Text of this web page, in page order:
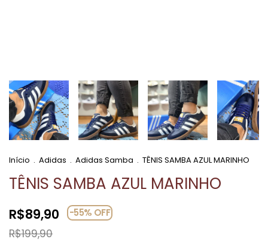
Início . Adidas . Adidas Samba . TÊNIS SAMBA AZUL MARINHO
TÊNIS SAMBA AZUL MARINHO
R$89,90 -55% OFF
R$199,90